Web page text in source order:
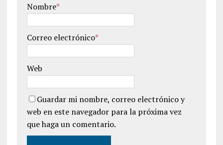
Nombre*
Correo electrónico*
Web
Guardar mi nombre, correo electrónico y
web en este navegador para la próxima vez
que haga un comentario.